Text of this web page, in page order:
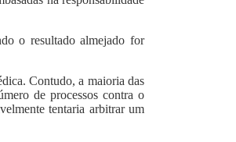
o resultado almejado for
Contudo, a maioria das
de processos contra o
tentaria arbitrar um